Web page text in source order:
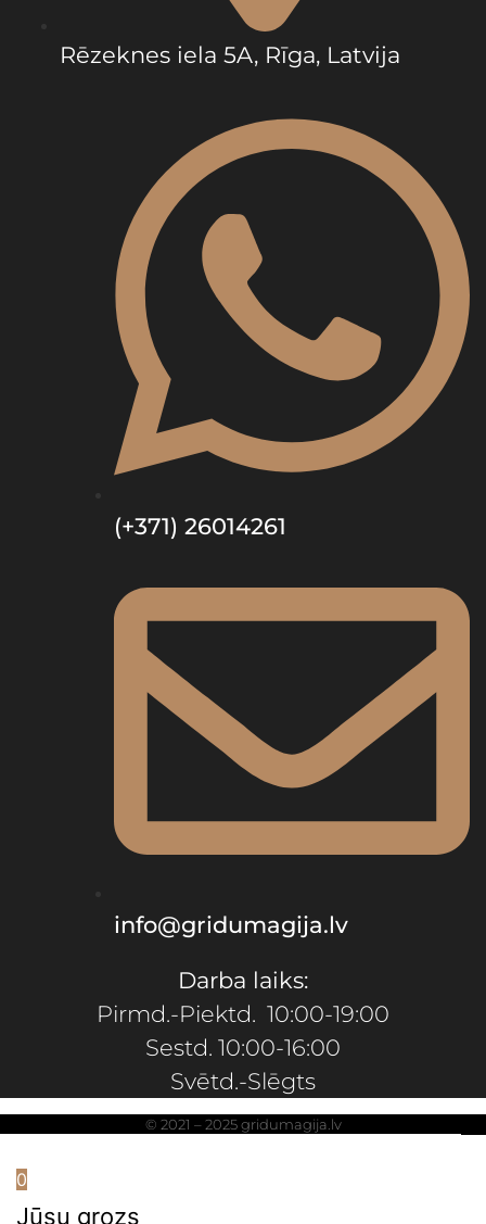
Rēzeknes iela 5A, Rīga, Latvija
(+371) 26014261
info@gridumagija.lv
Darba laiks:
Pirmd.-Piektd. 10:00-19:00
Sestd. 10:00-16:00
Svētd.-Slēgts
© 2021 – 2025 gridumagija.lv
0
Jūsu grozs